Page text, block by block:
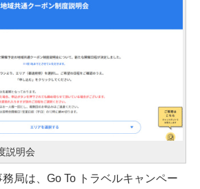
説明会
局は、Go To トラベルキャンペー